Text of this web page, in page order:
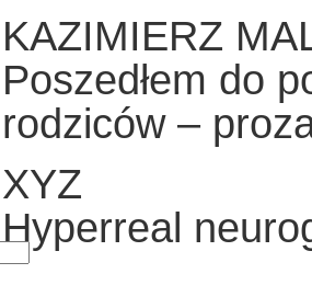
KAZIMIERZ
Poszedłem do
rodziców –
XYZ
Hyperreal